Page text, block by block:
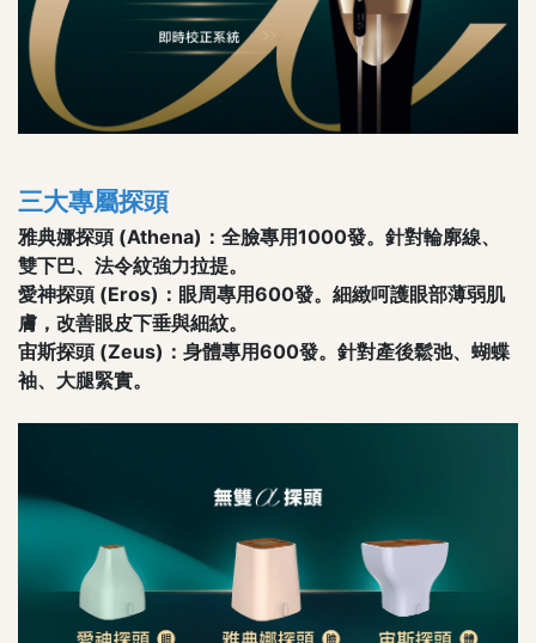
三大專屬探頭
雅典娜探頭 (Athena)：全臉專用1000發。針對輪廓線、
雙下巴、法令紋強力拉提。
愛神探頭 (Eros)：眼周專用600發。細緻呵護眼部薄弱肌
膚，改善眼皮下垂與細紋。
宙斯探頭 (Zeus)：身體專用600發。針對產後鬆弛、蝴蝶
袖、大腿緊實。